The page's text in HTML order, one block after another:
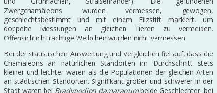
Zwergchamäleons wurden vermessen, gewogen,
geschlechtsbestimmt und mit einem Filzstift markiert, um
doppelte Messungen an gleichen Tieren zu vermeiden.
Offensichtich trächtige Weibchen wurden nicht vermessen.
Bei der statistischen Auswertung und Vergleichen fiel auf, dass die
Chamäleons an natürlichen Standorten im Durchschnitt stets
kleiner und leichter waren als die Populationen der gleichen Arten
an städtischen Standorten. Signifikant größer und schwerer in der
Stadt waren bei Bradypodion damaranumbeide Geschlechter, bei